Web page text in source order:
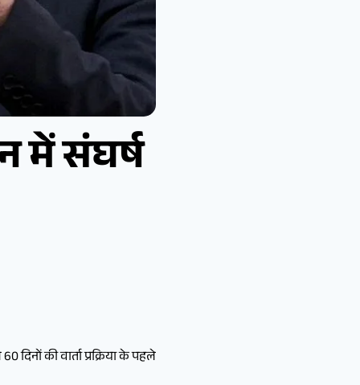
में संघर्ष
की वार्ता प्रक्रिया के पहले